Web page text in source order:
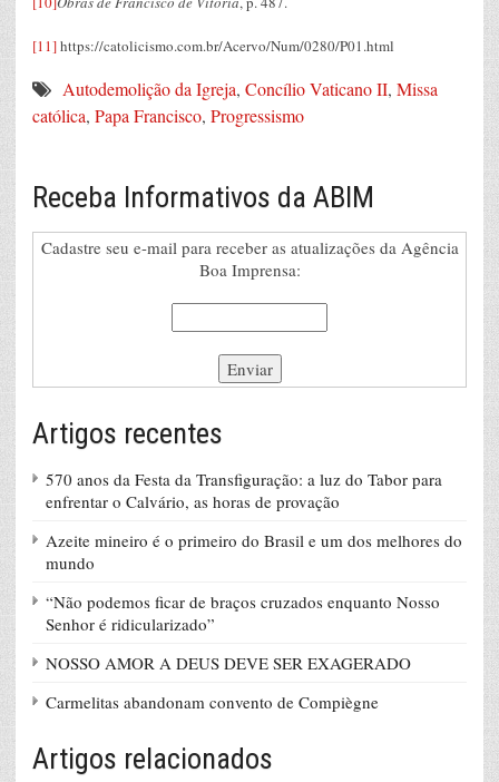
[11]https://catolicismo.com.br/Acervo/Num/0280/P01.html
Autodemolição da Igreja, Concílio Vaticano II, Missa
católica, Papa Francisco, Progressismo
Receba Informativos da ABIM
Cadastre seu e-mail para receber as atualizações da Agência
Boa Imprensa:
Artigos recentes
570 anos da Festa da Transfiguração: a luz do Tabor para
enfrentar o Calvário, as horas de provação
Azeite mineiro é o primeiro do Brasil e um dos melhores do
mundo
“Não podemos ficar de braços cruzados enquanto Nosso
Senhor é ridicularizado”
NOSSO AMOR A DEUS DEVE SER EXAGERADO
Carmelitas abandonam convento de Compiègne
Artigos relacionados